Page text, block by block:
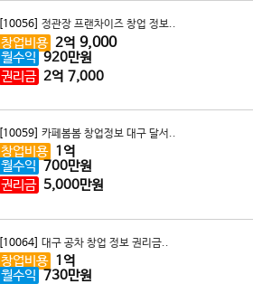
[10056] 정관장 프랜차이즈 창업 정보..
창업비용 2억 9,000
월수익 920만원
권리금 2억 7,000
[10059] 카페봄봄 창업정보 대구 달서..
창업비용 1 억
월수익 700만원
권리금 5,000만원
[10064] 대구 공차 창업 정보 권리금..
창업비용 1 억
월수익 730만원